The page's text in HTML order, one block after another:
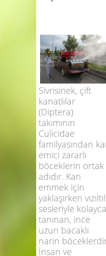
İlaçlaması
Sivrisinek, çift
kanatlılar
(Diptera)
takımının
Culicidae
familyasından kan
emici zararlı
böceklerin ortak
adıdır. Kan
emmek için
yaklaşırken vızıltılı
sesleriyle kolayca